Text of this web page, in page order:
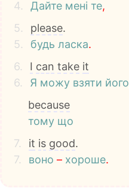
4.
Дайте мені те,
5.
please.
5.
будь ласка.
6.
I can take it
6.
Я можу взяти його
because
тому що
7.
it is good.
7.
воно – хороше.